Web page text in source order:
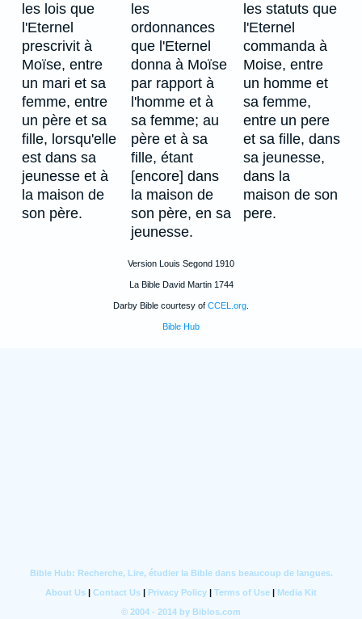
les lois que
l'Eternel
prescrivit à
Moïse, entre
un mari et sa
femme, entre
un père et sa
fille, lorsqu'elle
est dans sa
jeunesse et à
la maison de
son père.
les
ordonnances
que l'Eternel
donna à Moïse
par rapport à
l'homme et à
sa femme; au
père et à sa
fille, étant
[encore] dans
la maison de
son père, en sa
jeunesse.
les statuts que
l'Eternel
commanda à
Moise, entre
un homme et
sa femme,
entre un pere
et sa fille, dans
sa jeunesse,
dans la
maison de son
pere.
Version Louis Segond 1910
La Bible David Martin 1744
Darby Bible courtesy of CCEL.org
Bible Hub